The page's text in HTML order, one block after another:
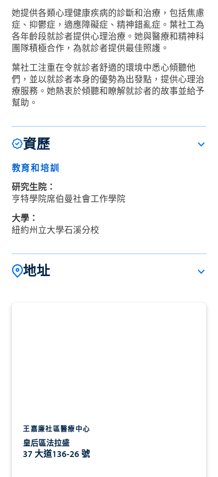
她提供各類心理健康疾病的診斷和治療，包括焦慮
症、抑鬱症，適應障礙症、精神錯亂症。葉社工為
各年齡段就診者提供心理治療。她與醫療和精神科
團隊積極合作，為就診者提供最佳照護。
葉社工注重在令就診者舒適的環境中悉心傾聽他
們，並以就診者本身的優勢為出發點，提供心理治
療服務。她熱衷於傾聽和瞭解就診者的故事並給予
幫助。
資歷
教育和培訓
研究生院：
亨特學院席伯曼社會工作學院
大學：
紐約州立大學石溪分校
地址
王嘉廉社區醫療中心
皇后區法拉盛
37 大道136-26 號